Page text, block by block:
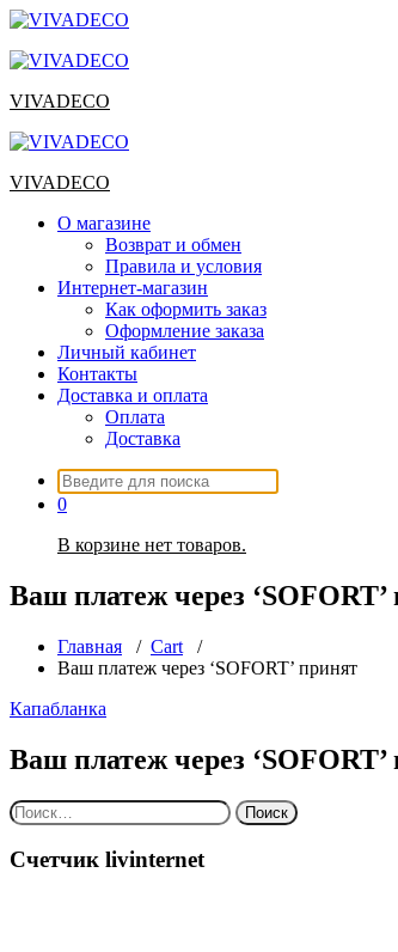
Перейти
содержимому
VIVADECO
VIVADECO
О магазине
Возврат и обмен
Правила и условия
Интернет-магазин
Как оформить заказ
Оформление заказа
Личный кабинет
Контакты
Доставка и оплата
Оплата
Доставка
Искать:
0
В корзине нет товаров.
Ваш платеж через ‘SOFORT’
Главная / Cart /
Ваш платеж через ‘SOFORT’ принят
Капабланка
Ваш платеж через ‘SOFORT’
Найти:
Счетчик livinternet